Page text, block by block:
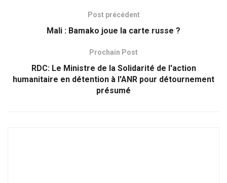
Post précédent
Mali : Bamako joue la carte russe ?
Prochain Post
RDC: Le Ministre de la Solidarité de l'action
humanitaire en détention à l'ANR pour détournement
présumé